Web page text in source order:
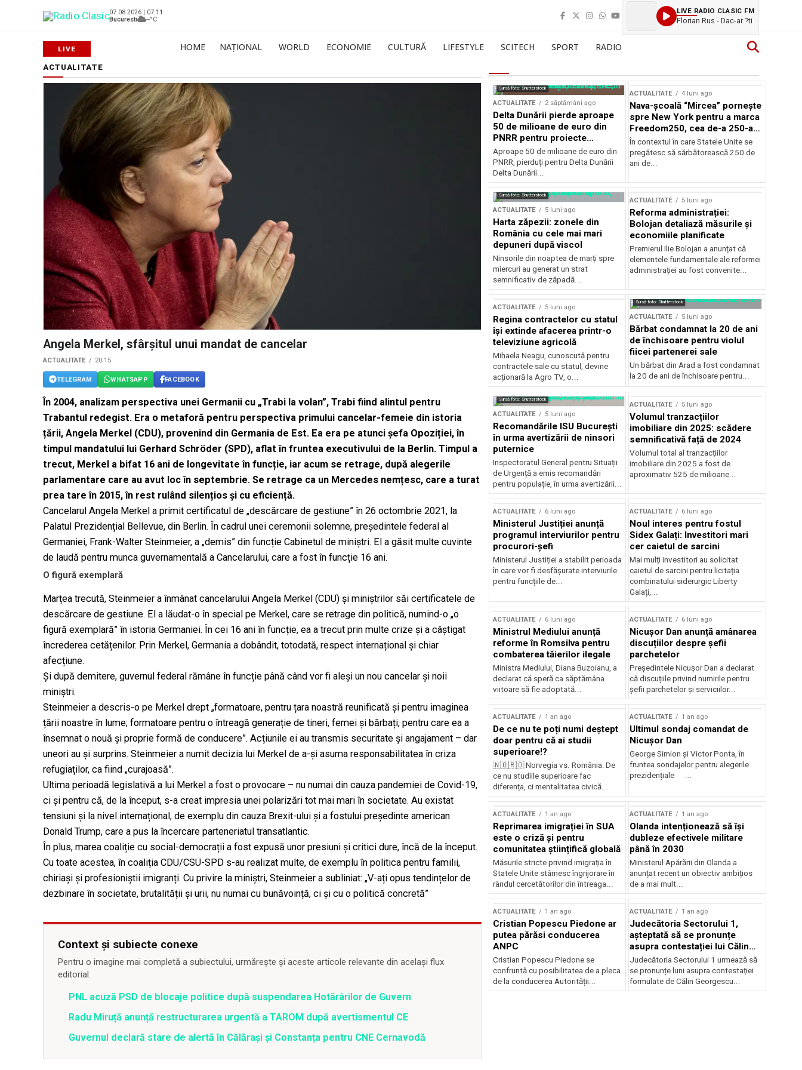
07.08.2026 | 07:11
Bucuresti
--°C
LIVE RADIO CLASIC FM
Florian Rus - Dac-ar ?ti
HOME NAȚIONAL WORLD ECONOMIE CULTURĂ LIFESTYLE SCITECH SPORT RADIO
ACTUALITATE
Angela Merkel, sfârșitul unui mandat de cancelar
ACTUALITATE 20:15
TELEGRAM WHATSAPP FACEBOOK
În 2004, analizam perspectiva unei Germanii cu „Trabi la volan”, Trabi fiind alintul pentru
Trabantul redegist. Era o metaforă pentru perspectiva primului cancelar-femeie din istoria
țării, Angela Merkel (CDU), provenind din Germania de Est. Ea era pe atunci șefa Opoziției, în
timpul mandatului lui Gerhard Schröder (SPD), aflat în fruntea executivului de la Berlin. Timpul a
trecut, Merkel a bifat 16 ani de longevitate în funcție, iar acum se retrage, după alegerile
parlamentare care au avut loc în septembrie. Se retrage ca un Mercedes nemțesc, care a turat
prea tare în 2015, în rest rulând silențios și cu eficiență.
Cancelarul Angela Merkel a primit certificatul de „descărcare de gestiune” în 26 octombrie 2021, la
Palatul Prezidențial Bellevue, din Berlin. În cadrul unei ceremonii solemne, președintele federal al
Germaniei, Frank-Walter Steinmeier, a „demis” din funcție Cabinetul de miniștri. El a găsit multe cuvinte
de laudă pentru munca guvernamentală a Cancelarului, care a fost în funcție 16 ani.
O figură exemplară
Marțea trecută, Steinmeier a înmânat cancelarului Angela Merkel (CDU) și miniștrilor săi certificatele de
descărcare de gestiune. El a lăudat-o în special pe Merkel, care se retrage din politică, numind-o „o
figură exemplară” în istoria Germaniei. În cei 16 ani în funcție, ea a trecut prin multe crize și a câștigat
încrederea cetățenilor. Prin Merkel, Germania a dobândit, totodată, respect internațional și chiar
afecțiune.
Și după demitere, guvernul federal rămâne în funcție până când vor fi aleși un nou cancelar și noii
miniștri.
Steinmeier a descris-o pe Merkel drept „formatoare, pentru țara noastră reunificată și pentru imaginea
țării noastre în lume; formatoare pentru o întreagă generație de tineri, femei și bărbați, pentru care ea a
însemnat o nouă și proprie formă de conducere”. Acțiunile ei au transmis securitate și angajament – dar
uneori au și surprins. Steinmeier a numit decizia lui Merkel de a-și asuma responsabilitatea în criza
refugiaților, ca fiind „curajoasă”.
Ultima perioadă legislativă a lui Merkel a fost o provocare – nu numai din cauza pandemiei de Covid-19,
ci și pentru că, de la început, s-a creat impresia unei polarizări tot mai mari în societate. Au existat
tensiuni și la nivel internațional, de exemplu din cauza Brexit-ului și a fostului președinte american
Donald Trump, care a pus la încercare parteneriatul transatlantic.
În plus, marea coaliție cu social-democrații a fost expusă unor presiuni și critici dure, încă de la început.
Cu toate acestea, în coaliția CDU/CSU-SPD s-au realizat multe, de exemplu în politica pentru familii,
chiriași și profesioniștii imigranți. Cu privire la miniștri, Steinmeier a subliniat: „V-ați opus tendințelor de
dezbinare în societate, brutalității și urii, nu numai cu bunăvoință, ci și cu o politică concretă”
Context și subiecte conexe
Pentru o imagine mai completă a subiectului, urmărește și aceste articole relevante din același flux
editorial.
PNL acuză PSD de blocaje politice după suspendarea Hotărârilor de Guvern
Radu Miruță anunță restructurarea urgentă a TAROM după avertismentul CE
Guvernul declară stare de alertă în Călărași și Constanța pentru CNE Cernavodă
Sursă foto: Shutterstock
ACTUALITATE 2 săptămâni ago
Delta Dunării pierde aproape
50 de milioane de euro din
PNRR pentru proiecte
esențiale
Aproape 50 de milioane de euro din
PNRR, pierduți pentru Delta Dunării
Delta Dunării...
ACTUALITATE 4 luni ago
Nava-școală “Mircea” pornește
spre New York pentru a marca
Freedom250, cea de-a 250-a
aniversare a Statelor Unite
În contextul în care Statele Unite se
pregătesc să sărbătorească 250 de
ani de...
Sursă foto: Shutterstock
ACTUALITATE 5 luni ago
Harta zăpezii: zonele din
România cu cele mai mari
depuneri după viscol
Ninsorile din noaptea de marți spre
miercuri au generat un strat
semnificativ de zăpadă...
ACTUALITATE 5 luni ago
Reforma administrației:
Bolojan detaliază măsurile și
economiile planificate
Premierul Ilie Bolojan a anunțat că
elementele fundamentale ale reformei
administrației au fost convenite...
ACTUALITATE 5 luni ago
Regina contractelor cu statul
își extinde afacerea printr-o
televiziune agricolă
Mihaela Neagu, cunoscută pentru
contractele sale cu statul, devine
acționară la Agro TV, o...
Sursă foto: Shutterstock
ACTUALITATE 5 luni ago
Bărbat condamnat la 20 de ani
de închisoare pentru violul
fiicei partenerei sale
Un bărbat din Arad a fost condamnat
la 20 de ani de închisoare pentru...
Sursă foto: Shutterstock
ACTUALITATE 5 luni ago
Recomandările ISU București
în urma avertizării de ninsori
puternice
Inspectoratul General pentru Situații
de Urgență a emis recomandări
pentru populație, în urma avertizării...
ACTUALITATE 5 luni ago
Volumul tranzacțiilor
imobiliare din 2025: scădere
semnificativă față de 2024
Volumul total al tranzacțiilor
imobiliare din 2025 a fost de
aproximativ 525 de milioane...
ACTUALITATE 6 luni ago
Ministerul Justiției anunță
programul interviurilor pentru
procurori-șefi
Ministerul Justiției a stabilit perioada
în care vor fi desfășurate interviurile
pentru funcțiile de...
ACTUALITATE 6 luni ago
Noul interes pentru fostul
Sidex Galați: Investitori mari
cer caietul de sarcini
Mai mulți investitori au solicitat
caietul de sarcini pentru licitația
combinatului siderurgic Liberty
Galați,...
ACTUALITATE 6 luni ago
Ministrul Mediului anunță
reforme în Romsilva pentru
combaterea tăierilor ilegale
Ministra Mediului, Diana Buzoianu, a
declarat că speră ca săptămâna
viitoare să fie adoptată...
ACTUALITATE 6 luni ago
Nicușor Dan anunță amânarea
discuțiilor despre șefii
parchetelor
Președintele Nicușor Dan a declarat
că discuțiile privind numirile pentru
șefii parchetelor și serviciilor...
ACTUALITATE 1 an ago
De ce nu te poți numi deștept
doar pentru că ai studii
superioare!?
🇳🇴🇷🇴 Norvegia vs. România: De
ce nu studiile superioare fac
diferența, ci mentalitatea civică...
ACTUALITATE 1 an ago
Ultimul sondaj comandat de
Nicușor Dan
George Simion și Victor Ponta, în
fruntea sondajelor pentru alegerile
prezidențiale ...
ACTUALITATE 1 an ago
Reprimarea imigrației în SUA
este o criză și pentru
comunitatea științifică globală
Măsurile stricte privind imigrația în
Statele Unite stârnesc îngrijorare în
rândul cercetătorilor din întreaga...
ACTUALITATE 1 an ago
Olanda intenționează să își
dubleze efectivele militare
până în 2030
Ministerul Apărării din Olanda a
anunțat recent un obiectiv ambițios
de a mai mult...
ACTUALITATE 1 an ago
Cristian Popescu Piedone ar
putea părăsi conducerea
ANPC
Cristian Popescu Piedone se
confruntă cu posibilitatea de a pleca
de la conducerea Autorității...
ACTUALITATE 1 an ago
Judecătoria Sectorului 1,
așteptată să se pronunțe
asupra contestației lui Călin
Georgescu privind controlul
judiciar
Judecătoria Sectorului 1 urmează să
se pronunțe luni asupra contestației
formulate de Călin Georgescu...